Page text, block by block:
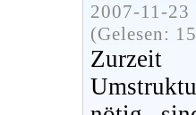
2007-11-
(Gelesen: